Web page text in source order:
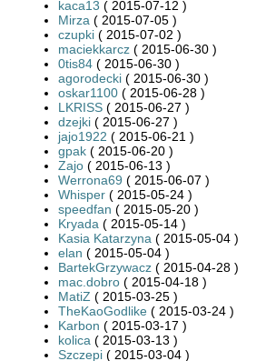
kaca13 ( 2015-07-12 )
Mirza ( 2015-07-05 )
czupki ( 2015-07-02 )
maciekkarcz ( 2015-06-30 )
0tis84 ( 2015-06-30 )
agorodecki ( 2015-06-30 )
oskar1100 ( 2015-06-28 )
LKRISS ( 2015-06-27 )
dzejki ( 2015-06-27 )
jajo1922 ( 2015-06-21 )
gpak ( 2015-06-20 )
Zajo ( 2015-06-13 )
Werrona69 ( 2015-06-07 )
Whisper ( 2015-05-24 )
speedfan ( 2015-05-20 )
Kryada ( 2015-05-14 )
Kasia Katarzyna ( 2015-05-04 )
elan ( 2015-05-04 )
BartekGrzywacz ( 2015-04-28 )
mac.dobro ( 2015-04-18 )
MatiZ ( 2015-03-25 )
TheKaoGodlike ( 2015-03-24 )
Karbon ( 2015-03-17 )
kolica ( 2015-03-13 )
Szczepi ( 2015-03-04 )